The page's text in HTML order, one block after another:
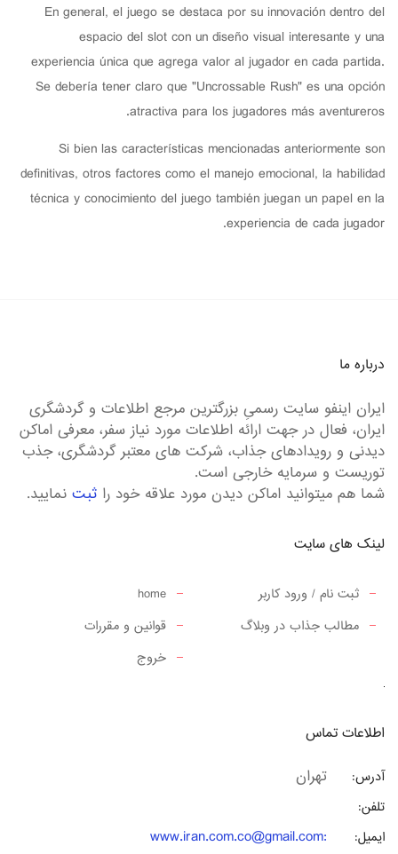
En general, el juego se destaca por su innovación dentro del
espacio del slot con un diseño visual interesante y una
experiencia única que agrega valor al jugador en cada partida.
Se debería tener claro que "Uncrossable Rush" es una opción
atractiva para los jugadores más aventureros.
Si bien las características mencionadas anteriormente son
definitivas, otros factores como el manejo emocional, la habilidad
técnica y conocimiento del juego también juegan un papel en la
experiencia de cada jugador.
درباره ما
ایران اینفو سایت رسمیِ بزرگترین مرجع اطلاعات و گردشگری
ایران، فعال در جهت ارائه اطلاعات مورد نیاز سفر، معرفی اماکن
دیدنی و رویدادهای جذاب، شرکت های معتبر گردشگری، جذب
توریست و سرمایه خارجی است.
شما هم میتوانید اماکن دیدن مورد علاقه خود را ثبت نمایید.
لینک های سایت
home
ثبت نام / ورود کاربر
قوانین و مقررات
مطالب جذاب در وبلاگ
خروج
اطلاعات تماس
آدرس: تهران
تلفن:
ایمیل:
:
www.iran.com.co@gmail.com